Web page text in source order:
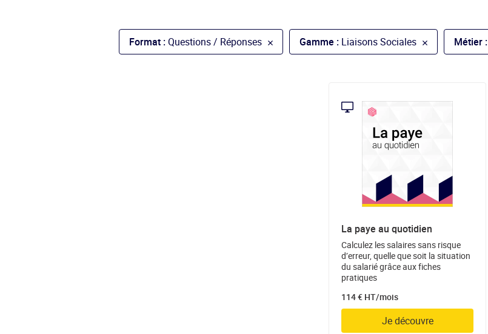
Format :Questions / Réponses Gamme : Liaisons Sociales Métier :
La paye au quotidien
Calculez les salaires sans risque
d’erreur, quelle que soit la situation
du salarié grâce aux fiches
pratiques
114 € HT/mois
Je découvre